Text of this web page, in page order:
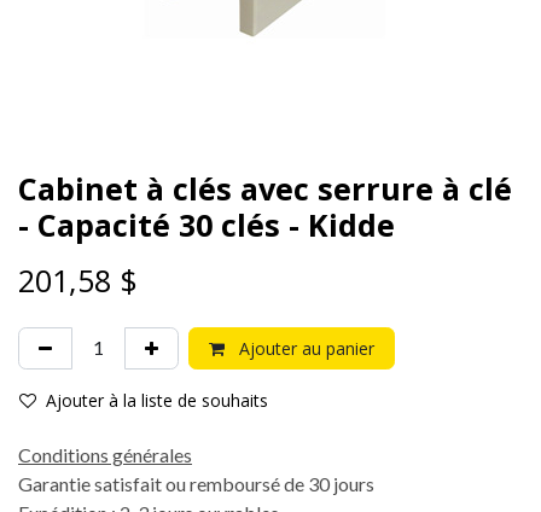
Cabinet à clés avec serrure à clé
- Capacité 30 clés - Kidde
201,58 $
Ajouter au panier
Ajouter à la liste de souhaits
Conditions générales
Garantie satisfait ou remboursé de 30 jours